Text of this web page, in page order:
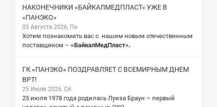
НАКОНЕЧНИКИ «БАЙКАЛМЕДПЛАСТ» УЖЕ В
«ПАНЭКО»
03 Августа 2026, Пн
Хотим познакомить вас с нашим новым отечественным
поставщиком – «БайкалМедПласт».
ГК «ПАНЭКО» ПОЗДРАВЛЯЕТ С ВСЕМИРНЫМ ДНЕМ
ВРТ!
25 Июля 2026, Сб
25 июля 1978 года родилась Луиза Браун – первый